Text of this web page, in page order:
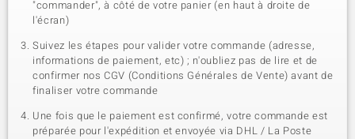
"commander", à côté de votre panier (en haut à droite de
l'écran)
Suivez les étapes pour valider votre commande (adresse,
informations de paiement, etc) ; n'oubliez pas de lire et de
confirmer nos CGV (Conditions Générales de Vente) avant de
finaliser votre commande
Une fois que le paiement est confirmé, votre commande est
préparée pour l'expédition et envoyée via DHL / La Poste